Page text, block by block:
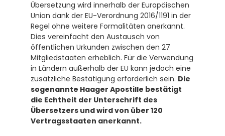
Übersetzung wird innerhalb der Europäischen
Union dank der EU-Verordnung 2016/1191 in der
Regel ohne weitere Formalitäten anerkannt.
Dies vereinfacht den Austausch von
öffentlichen Urkunden zwischen den 27
Mitgliedstaaten erheblich. Für die Verwendung
in Ländern außerhalb der EU kann jedoch eine
zusätzliche Bestätigung erforderlich sein. Die
sogenannte Haager Apostille bestätigt
die Echtheit der Unterschrift des
Übersetzers und wird von über 120
Vertragsstaaten anerkannt.